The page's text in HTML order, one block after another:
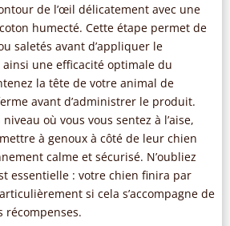
de l’œil délicatement avec une
humecté. Cette étape permet de
saletés avant d’appliquer le
une efficacité optimale du
la tête de votre animal de
avant d’administrer le produit.
où vous vous sentez à l’aise,
à genoux à côté de leur chien
calme et sécurisé. N’oubliez
essentielle : votre chien finira par
si cela s’accompagne de
récompenses.